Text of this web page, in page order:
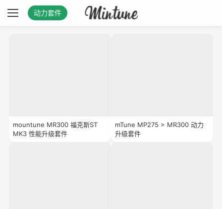
动力套件
mountune MR300 福克斯ST
MK3 性能升级套件
mTune MP275 > MR300 动力
升级套件